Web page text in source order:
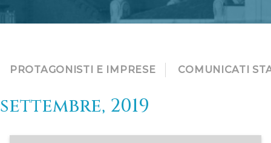
PROTAGONISTI E IMPRESE COMUNICATI
settembre, 2019